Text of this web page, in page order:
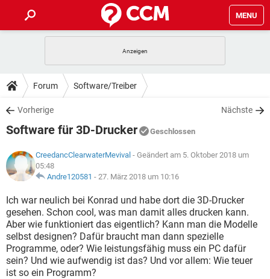
MENU
ANDROID IOS
WINDOWS 10
WHATSAPP TIKTOK
FACEBOOK HARDWARE
TIPPS & TRICKS
SPIELE
WHATSAPP
FACEBOOK HARDWARE
DOWNLOADS
SPIELE STREAMING
ANDROID IOS
WINDOWS 10
FACEBOOK HARDWARE
SPIELE
ANDROID IOS
WINDOWS 10 INSTAGRAM
WHATSAPP TIKTOK
HARDWARE
LEXIKON
ANDROID IOS
WINDOWS 10 INSTAGRAM
WHATSAPP TIKTOK
FACEBOOK
Forum Software/Treiber
Vorherige Nächste
Software für 3D-Drucker Geschlossen
CreedancClearwaterMevival - Geändert am 5. Oktober 2018 um
05:48
Andre120581 -27. März 2018 um 10:16
Ich war neulich bei Konrad und habe dort die 3D-Drucker
gesehen. Schon cool, was man damit alles drucken kann.
Aber wie funktioniert das eigentlich? Kann man die Modelle
selbst designen? Dafür braucht man dann spezielle
Programme, oder? Wie leistungsfähig muss ein PC dafür
sein? Und wie aufwendig ist das? Und vor allem: Wie teuer
ist so ein Programm?